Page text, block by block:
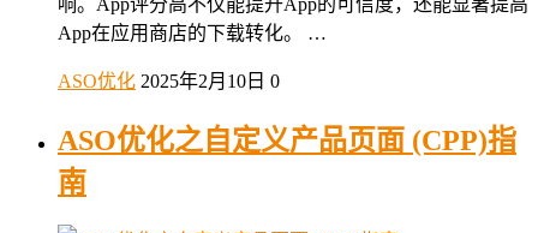
App在应用商店的下载转化。 …
ASO优化 2025年2月10日 0
ASO优化之自定义产品页面 (CPP)指
南